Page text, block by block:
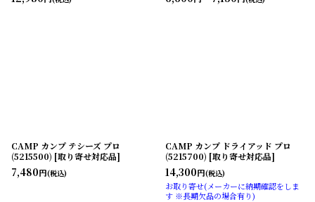
CAMP カンプ テシーズ プロ
(5215500) [取り寄せ対応品]
7,480円(税込)
CAMP カンプ ドライアッド プロ
(5215700) [取り寄せ対応品]
14,300円(税込)
お取り寄せ(メーカーに納期確認をしま
す ※長期欠品の場合有り)